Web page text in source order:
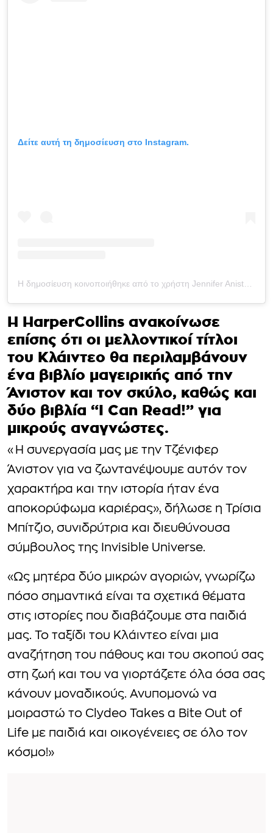
Δείτε αυτή τη δημοσίευση στο Instagram.
Η HarperCollins ανακοίνωσε
επίσης ότι οι μελλοντικοί τίτλοι
του Κλάιντεο θα περιλαμβάνουν
ένα βιβλίο μαγειρικής από την
Άνιστον και τον σκύλο, καθώς και
δύο βιβλία “I Can Read!” για
μικρούς αναγνώστες.
«Η συνεργασία μας με την Τζένιφερ
Άνιστον για να ζωντανέψουμε αυτόν τον
χαρακτήρα και την ιστορία ήταν ένα
αποκορύφωμα καριέρας», δήλωσε η Τρίσια
Μπίτζιο, συνιδρύτρια και διευθύνουσα
σύμβουλος της Invisible Universe.
«Ως μητέρα δύο μικρών αγοριών, γνωρίζω
πόσο σημαντικά είναι τα σχετικά θέματα
στις ιστορίες που διαβάζουμε στα παιδιά
μας. Το ταξίδι του Κλάιντεο είναι μια
αναζήτηση του πάθους και του σκοπού σας
στη ζωή και του να γιορτάζετε όλα όσα σας
κάνουν μοναδικούς. Ανυπομονώ να
μοιραστώ το Clydeo Takes a Bite Out of
Life με παιδιά και οικογένειες σε όλο τον
κόσμο!»